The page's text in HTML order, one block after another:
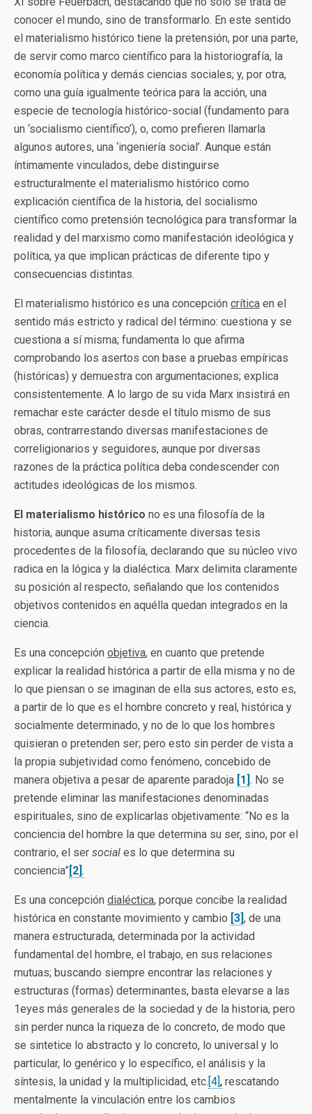
conocer el mundo, sino de transformarlo. En este sentido
el materialismo histórico tiene la pretensión, por una parte,
de servir como marco científico para la historiografía, la
economía política y demás ciencias sociales; y, por otra,
como una guía igualmente teórica para la acción, una
especie de tecnología histórico-social (fundamento para
un ‘socialismo científico’), o, como prefieren llamarla
algunos autores, una ‘ingeniería social’. Aunque están
íntimamente vinculados, debe distinguirse
estructuralmente el materialismo histórico como
explicación científica de la historia, del socialismo
científico como pretensión tecnológica para transformar la
realidad y del marxismo como manifestación ideológica y
política, ya que implican prácticas de diferente tipo y
consecuencias distintas.
El materialismo histórico es una concepción crítica en el
sentido más estricto y radical del término: cuestiona y se
cuestiona a sí misma; fundamenta lo que afirma
comprobando los asertos con base a pruebas empíricas
(históricas) y demuestra con argumentaciones; explica
consistentemente. A lo largo de su vida Marx insistirá en
remachar este carácter desde el título mismo de sus
obras, contrarrestando diversas manifestaciones de
correligionarios y seguidores, aunque por diversas
razones de la práctica política deba condescender con
actitudes ideológicas de los mismos.
El materialismo histórico no es una filosofía de la
historia, aunque asuma críticamente diversas tesis
procedentes de la filosofía, declarando que su núcleo vivo
radica en la lógica y la dialéctica. Marx delimita claramente
su posición al respecto, señalando que los contenidos
objetivos contenidos en aquélla quedan integrados en la
ciencia.
Es una concepción objetiva, en cuanto que pretende
explicar la realidad histórica a partir de ella misma y no de
lo que piensan o se imaginan de ella sus actores, esto es,
a partir de lo que es el hombre concreto y real, histórica y
socialmente determinado, y no de lo que los hombres
quisieran o pretenden ser; pero esto sin perder de vista a
la propia subjetividad como fenómeno, concebido de
manera objetiva a pesar de aparente paradoja [1] . No se
pretende eliminar las manifestaciones denominadas
espirituales, sino de explicarlas objetivamente: “No es la
conciencia del hombre la que determina su ser, sino, por el
contrario, el ser social es lo que determina su
conciencia” [2] .
Es una concepción dialéctica, porque concibe la realidad
histórica en constante movimiento y cambio [3], de una
manera estructurada, determinada por la actividad
fundamental del hombre, el trabajo, en sus relaciones
mutuas; buscando siempre encontrar las relaciones y
estructuras (formas) determinantes, basta elevarse a las
1eyes más generales de la sociedad y de la historia, pero
sin perder nunca la riqueza de lo concreto, de modo que
se sintetice lo abstracto y lo concreto, lo universal y lo
particular, lo genérico y lo específico, el análisis y la
síntesis, la unidad y la multiplicidad, etc.[4], rescatando
mentalmente la vinculación entre los cambios